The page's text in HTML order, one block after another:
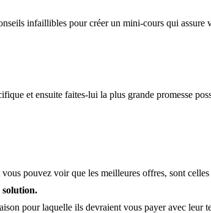
infaillibles pour créer un mini-cours qui assure
et ensuite faites-lui la plus grande promesse
pouvez voir que les meilleures offres, sont
solution.
pour laquelle ils devraient vous payer avec leur